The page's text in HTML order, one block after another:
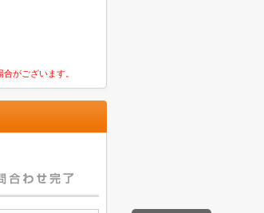
がございます。